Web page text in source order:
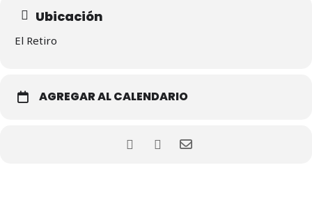
Ubicación
El Retiro
AGREGAR AL CALENDARIO